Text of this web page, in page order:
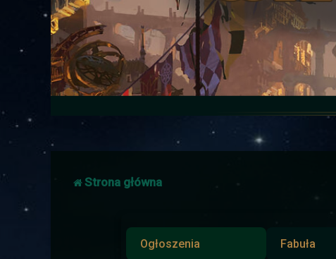
Strona główna
Ogłoszenia Fabuła